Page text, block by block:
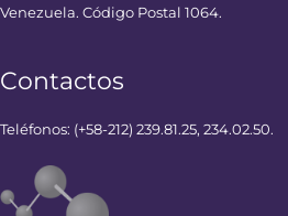
Venezuela. Código Postal 1064.
Contactos
Teléfonos: (+58-212) 239.81.25, 234.02.50.